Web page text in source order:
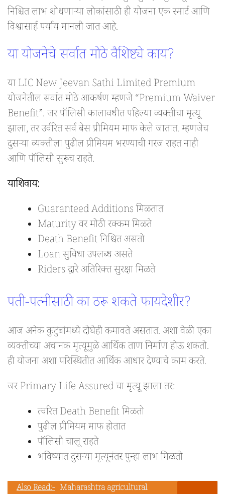
निश्चित लाभ शोधणाऱ्या लोकांसाठी ही योजना एक स्मार्ट आणि
विश्वासार्ह पर्याय मानली जात आहे.
या योजनेचे सर्वात मोठे वैशिष्ट्ये काय?
या LIC New Jeevan Sathi Limited Premium
योजनेतील सर्वात मोठे आकर्षण म्हणजे “Premium Waiver
Benefit”. जर पॉलिसी कालावधीत पहिल्या व्यक्तीचा मृत्यू
झाला, तर उर्वरित सर्व बेस प्रीमियम माफ केले जातात. म्हणजेच
दुसऱ्या व्यक्तीला पुढील प्रीमियम भरण्याची गरज राहत नाही
आणि पॉलिसी सुरूच राहते.
याशिवाय:
Guaranteed Additions मिळतात
Maturity वर मोठी रक्कम मिळते
Death Benefit निश्चित असतो
Loan सुविधा उपलब्ध असते
Riders द्वारे अतिरिक्त सुरक्षा मिळते
पती-पत्नीसाठी का ठरू शकते फायदेशीर?
आज अनेक कुटुंबांमध्ये दोघेही कमावते असतात. अशा वेळी एका
व्यक्तीच्या अचानक मृत्यूमुळे आर्थिक ताण निर्माण होऊ शकतो.
ही योजना अशा परिस्थितीत आर्थिक आधार देण्याचे काम करते.
जर Primary Life Assured चा मृत्यू झाला तर:
त्वरित Death Benefit मिळतो
पुढील प्रीमियम माफ होतात
पॉलिसी चालू राहते
भविष्यात दुसऱ्या मृत्यूनंतर पुन्हा लाभ मिळतो
Also Read:- Maharashtra agricultural